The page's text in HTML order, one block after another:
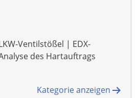
Ventilstößel | EDX-
des Hartauftrags
Kategorie anzeigen